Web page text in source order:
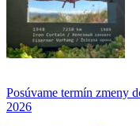
Posúvame termín zmeny
2026